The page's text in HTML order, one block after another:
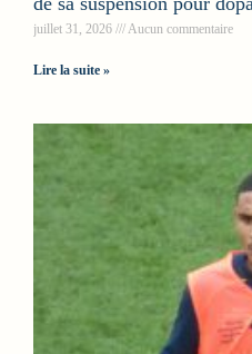
juillet 31, 2026 Aucun commentaire
Lire la suite »